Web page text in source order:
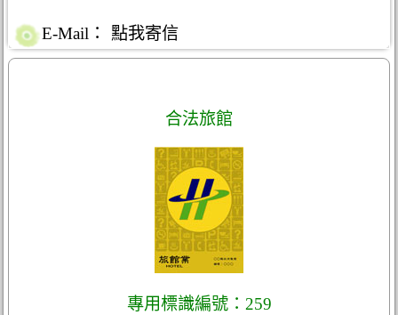
E-Mail： 點我寄信
合法旅館
專用標識編號：259